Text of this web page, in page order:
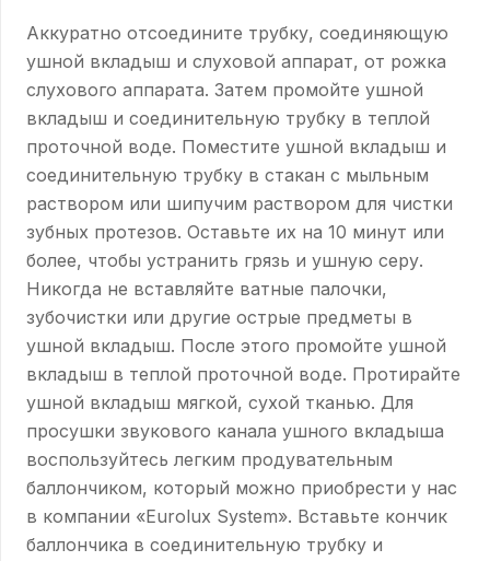
Аккуратно отсоедините трубку, соединяющую
ушной вкладыш и слуховой аппарат, от рожка
слухового аппарата. Затем промойте ушной
вкладыш и соединительную трубку в теплой
проточной воде. Поместите ушной вкладыш и
соединительную трубку в стакан с мыльным
раствором или шипучим раствором для чистки
зубных протезов. Оставьте их на 10 минут или
более, чтобы устранить грязь и ушную серу.
Никогда не вставляйте ватные палочки,
зубочистки или другие острые предметы в
ушной вкладыш. После этого промойте ушной
вкладыш в теплой проточной воде. Протирайте
ушной вкладыш мягкой, сухой тканью. Для
просушки звукового канала ушного вкладыша
воспользуйтесь легким продувательным
баллончиком, который можно приобрести у нас
в компании «Eurolux System». Вставьте кончик
баллончика в соединительную трубку и